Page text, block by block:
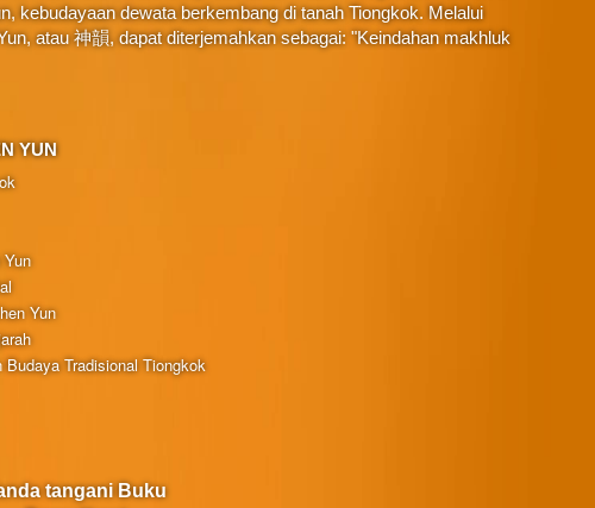
kebudayaan dewata berkembang di tanah Tiongkok. Melalui
atau 神韻, dapat diterjemahkan sebagai: "Keindahan makhluk
YUN
Yun
Budaya Tradisional Tiongkok
tangani Buku